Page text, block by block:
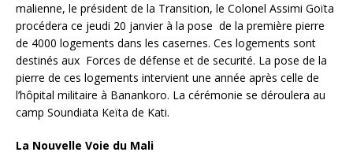
malienne, le président de la Transition, le Colonel Assimi Goïta
procédera ce jeudi 20 janvier à la pose de la première pierre
de 4000 logements dans les casernes. Ces logements sont
destinés aux Forces de défense et de securité. La pose de la
pierre de ces logements intervient une année après celle de
l’hôpital militaire à Banankoro. La cérémonie se déroulera au
camp Soundiata Keïta de Kati.
La Nouvelle Voie du Mali